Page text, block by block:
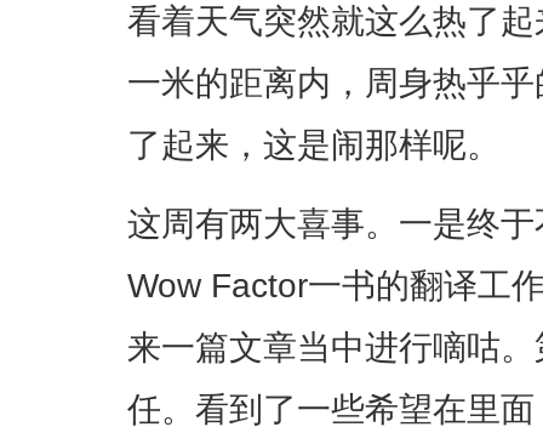
看着天气突然就这么热了
一米的距离内，周身热乎
了起来，这是闹那样呢。
这周有两大喜事。一是终
Wow Factor一书的翻译工
来一篇文章当中进行嘀咕
任。看到了一些希望在里